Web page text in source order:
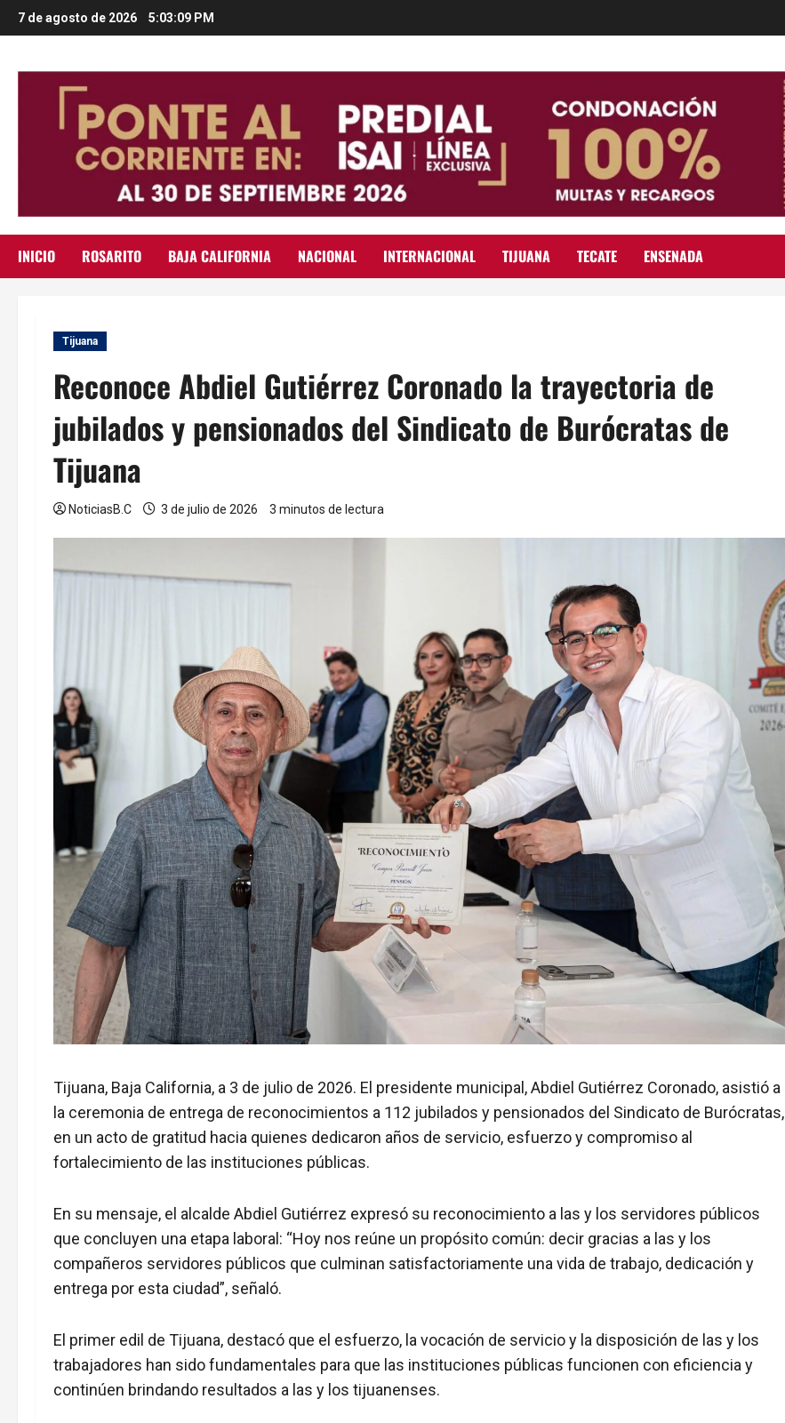
Saltar
al
7 de agosto de 2026 5:03:10 PM
INICIO ROSARITO BAJA CALIFORNIA NACIONAL INTERNACIONAL TIJUANA TECATE ENSENADA
Tijuana
Reconoce Abdiel Gutiérrez Coronado la trayectoria de
jubilados y pensionados del Sindicato de Burócratas de
Tijuana
NoticiasB.C 3 de julio de 2026 3 minutos de lectura
Tijuana, Baja California, a 3 de julio de 2026. El presidente municipal, Abdiel Gutiérrez Coronado, asistió a
la ceremonia de entrega de reconocimientos a 112 jubilados y pensionados del Sindicato de Burócratas,
en un acto de gratitud hacia quienes dedicaron años de servicio, esfuerzo y compromiso al
fortalecimiento de las instituciones públicas.
En su mensaje, el alcalde Abdiel Gutiérrez expresó su reconocimiento a las y los servidores públicos
que concluyen una etapa laboral: “Hoy nos reúne un propósito común: decir gracias a las y los
compañeros servidores públicos que culminan satisfactoriamente una vida de trabajo, dedicación y
entrega por esta ciudad”, señaló.
El primer edil de Tijuana, destacó que el esfuerzo, la vocación de servicio y la disposición de las y los
trabajadores han sido fundamentales para que las instituciones públicas funcionen con eficiencia y
continúen brindando resultados a las y los tijuanenses.